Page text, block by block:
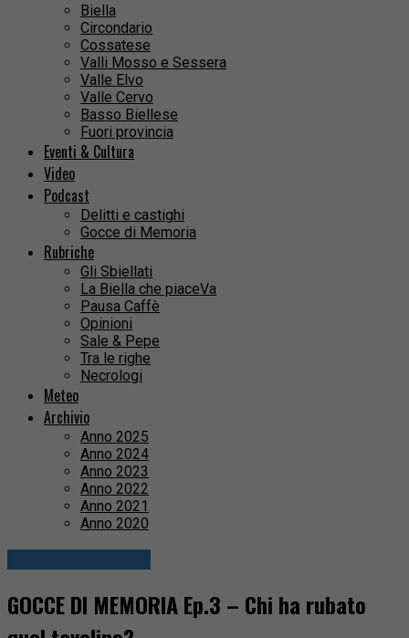
Biella
Circondario
Cossatese
Valli Mosso e Sessera
Valle Elvo
Valle Cervo
Basso Biellese
Fuori provincia
Eventi & Cultura
Video
Podcast
Delitti e castighi
Gocce di Memoria
Rubriche
Gli Sbiellati
La Biella che piaceVa
Pausa Caffè
Opinioni
Sale & Pepe
Tra le righe
Necrologi
Meteo
Archivio
Anno 2025
Anno 2024
Anno 2023
Anno 2022
Anno 2021
Anno 2020
GOCCE DI MEMORIA Ep.3 – Chi ha rubato